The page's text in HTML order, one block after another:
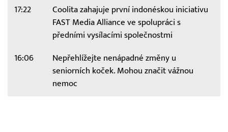
17:22
Coolita zahajuje první indonéskou iniciativu
FAST Media Alliance ve spolupráci s
předními vysílacími společnostmi
16:06
Nepřehlížejte nenápadné změny u
seniorních koček. Mohou značit vážnou
nemoc